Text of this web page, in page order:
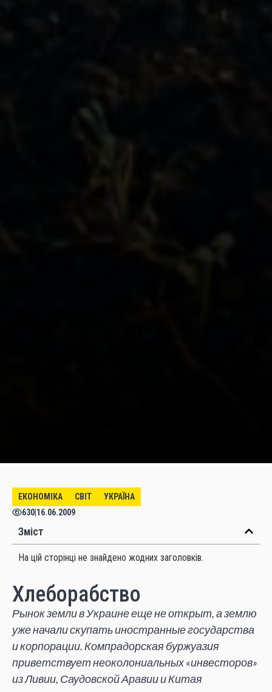
ЕКОНОМІКА СВІТ
УКРАЇНА
630 16.06.2009
Зміст
На цій сторінці не знайдено жодних заголовків.
Хлеборабство
Рынок земли в Украине еще не открыт, а землю
уже начали скупать иностранные государства
и корпорации. Компрадорская буржуазия
приветствует неоколониальных «инвесторов»
из Ливии, Саудовской Аравии и Китая